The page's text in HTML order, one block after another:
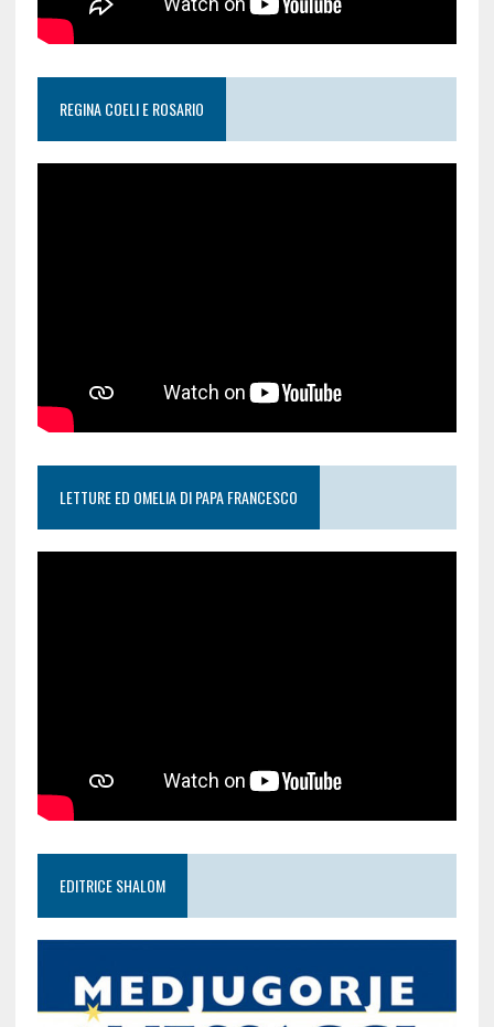
REGINA COELI E ROSARIO
LETTURE ED OMELIA DI PAPA FRANCESCO
EDITRICE SHALOM